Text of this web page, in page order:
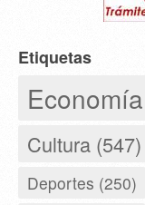
Etiquetas
Cultura (547)
Deportes (250)